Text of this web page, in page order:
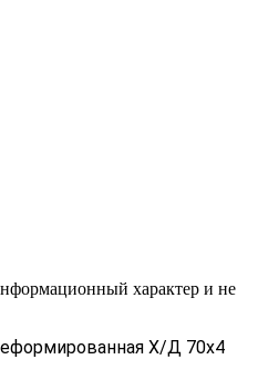
характер и не
Х/Д 70х4